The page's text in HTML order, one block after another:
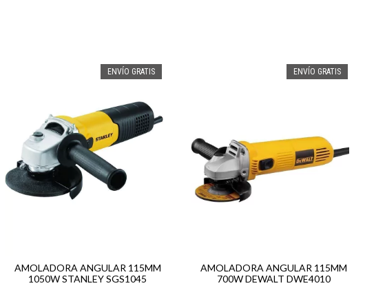
ENVÍO GRATIS
AMOLADORA ANGULAR 115MM
1050W STANLEY SGS1045
ENVÍO GRATIS
AMOLADORA ANGULAR 115MM
700W DEWALT DWE4010